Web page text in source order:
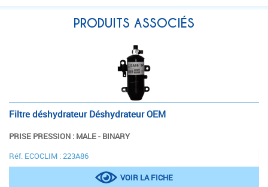
PRODUITS ASSOCIÉS
VOIR
Filtre déshydrateur Déshydrateur OEM
PRISE PRESSION : MALE - BINARY
Réf. ECOCLIM : 223A86
VOIR LA FICHE